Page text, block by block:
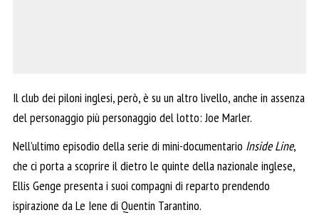
Il club dei piloni inglesi, però, è su un altro livello, anche in assenza
del personaggio più personaggio del lotto: Joe Marler.
Nell’ultimo episodio della serie di mini-documentario Inside Line,
che ci porta a scoprire il dietro le quinte della nazionale inglese,
Ellis Genge presenta i suoi compagni di reparto prendendo
ispirazione da Le Iene di Quentin Tarantino.